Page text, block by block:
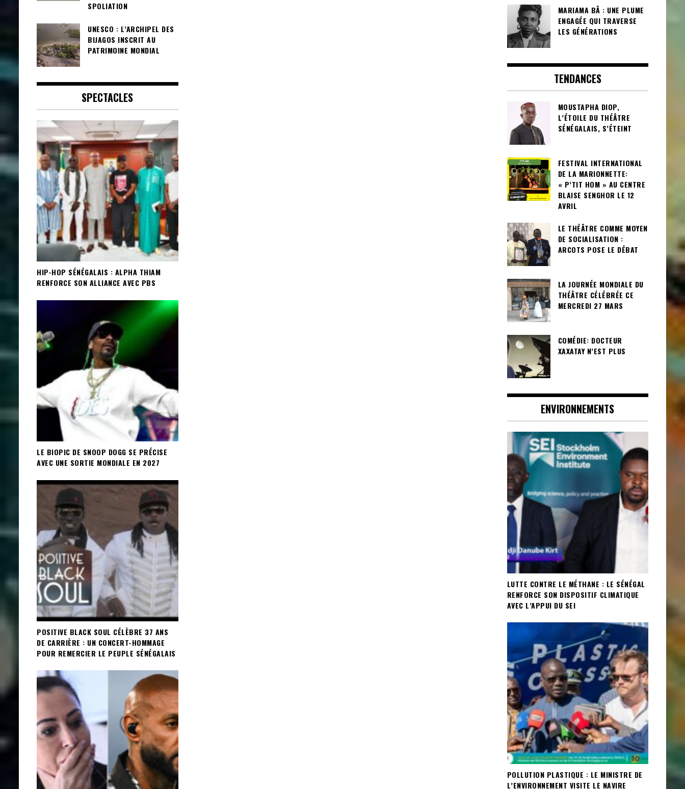
SPOLIATION
UNESCO : L’ARCHIPEL DES
BIJAGOS INSCRIT AU
PATRIMOINE MONDIAL
SPECTACLES
HIP-HOP SÉNÉGALAIS : ALPHA THIAM
RENFORCE SON ALLIANCE AVEC PBS
LE BIOPIC DE SNOOP DOGG SE PRÉCISE
AVEC UNE SORTIE MONDIALE EN 2027
POSITIVE BLACK SOUL CÉLÈBRE 37 ANS
DE CARRIÈRE : UN CONCERT-HOMMAGE
POUR REMERCIER LE PEUPLE SÉNÉGALAIS
MARIAMA BÂ : UNE PLUME
ENGAGÉE QUI TRAVERSE
LES GÉNÉRATIONS
TENDANCES
MOUSTAPHA DIOP,
L’ÉTOILE DU THÉÂTRE
SÉNÉGALAIS, S’ÉTEINT
FESTIVAL INTERNATIONAL
DE LA MARIONNETTE:
« P’TIT HOM » AU CENTRE
BLAISE SENGHOR LE 12
AVRIL
LE THÉÂTRE COMME MOYEN
DE SOCIALISATION :
ARCOTS POSE LE DÉBAT
LA JOURNÉE MONDIALE DU
THÉÂTRE CÉLÉBRÉE CE
MERCREDI 27 MARS
COMÉDIE: DOCTEUR
XAXATAY N’EST PLUS
ENVIRONNEMENTS
LUTTE CONTRE LE MÉTHANE : LE SÉNÉGAL
RENFORCE SON DISPOSITIF CLIMATIQUE
AVEC L’APPUI DU SEI
POLLUTION PLASTIQUE : LE MINISTRE DE
L’ENVIRONNEMENT VISITE LE NAVIRE